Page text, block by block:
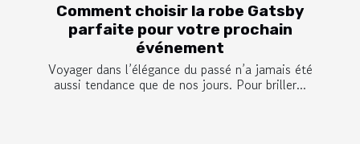
Comment choisir la robe Gatsby
parfaite pour votre prochain
événement
Voyager dans l’élégance du passé n’a jamais été
aussi tendance que de nos jours. Pour briller...